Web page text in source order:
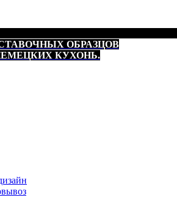
ОБРАЗЦОВ
КУХОНЬ.